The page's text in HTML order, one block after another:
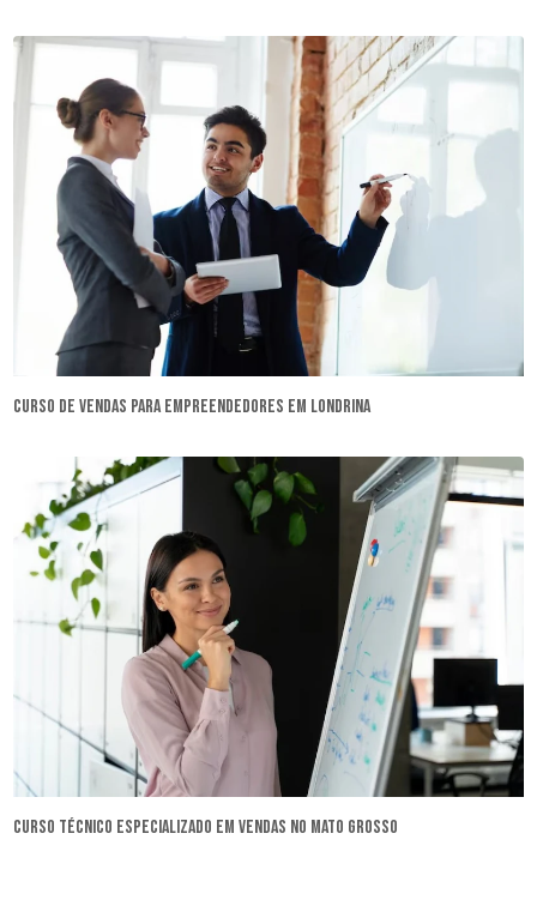
curso de vendas para empreendedores em Londrina
curso técnico especializado em vendas no Mato Grosso